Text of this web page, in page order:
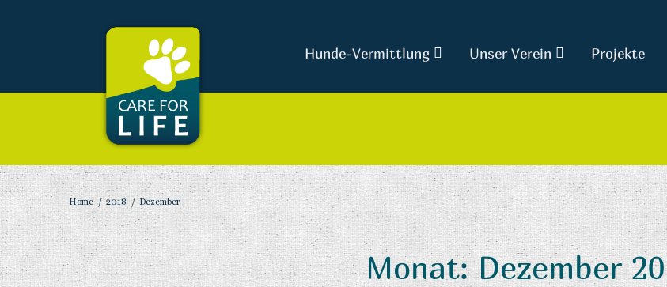
Hunde-Vermittlung Unser Verein Projekte
Home / 2018 / Dezember
Monat:Dezember